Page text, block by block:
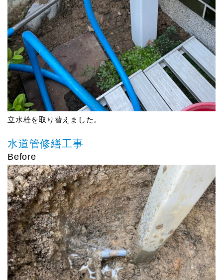
立水栓を取り替えました。
水道管修繕工事
Before